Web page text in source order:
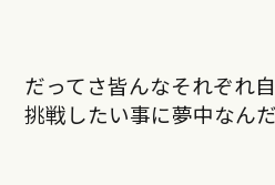
だってさ皆んなそれぞれ
挑戦したい事に夢中なん